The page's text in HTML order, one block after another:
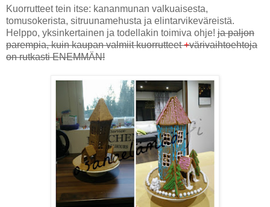
Kuorrutteet tein itse: kananmunan valkuaisesta,
tomusokerista, sitruunamehusta ja elintarvikeväreistä.
Helppo, yksinkertainen ja todellakin toimiva ohje! ja paljon
parempia, kuin kaupan valmiit kuorrutteet+värivaihtoehtoja
on rutkasti ENEMMÄN!